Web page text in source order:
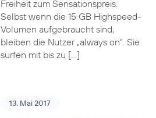
Freiheit zum Sensationspreis.
Selbst wenn die 15 GB Highspeed-
Volumen aufgebraucht sind,
bleiben die Nutzer „always on“. Sie
surfen mit bis zu […]
13. Mai 2017